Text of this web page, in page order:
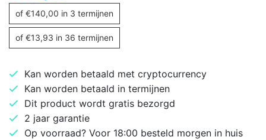
of €140,00 in 3 termijnen
of €13,93 in 36 termijnen
Kan worden betaald met cryptocurrency
Kan worden betaald in termijnen
Dit product wordt gratis bezorgd
2 jaar garantie
Op voorraad? Voor 18:00 besteld morgen in huis